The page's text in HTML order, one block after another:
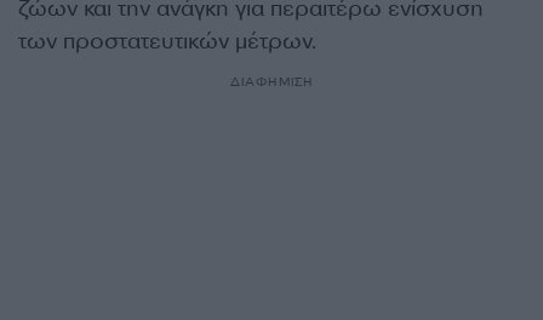
ζώων και την ανάγκη για περαιτέρω ενίσχυση
των προστατευτικών μέτρων.
ΔΙΑΦΗΜΙΣΗ